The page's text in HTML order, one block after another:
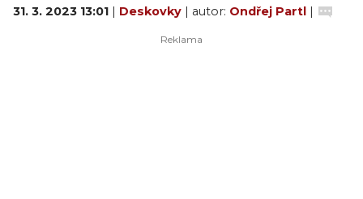
31. 3. 2023 13:01 | Deskovky | autor: Ondřej Partl |